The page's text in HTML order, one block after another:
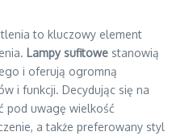
to kluczowy element
Lampy sufitowe stanowią
i oferują ogromną
i funkcji. Decydując się na
pod uwagę wielkość
a także preferowany styl